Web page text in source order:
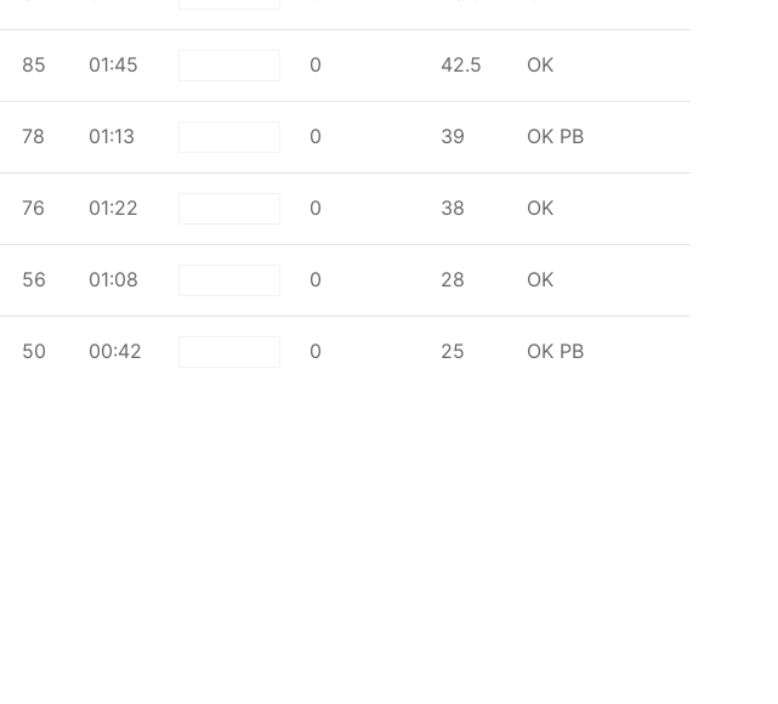
85 01:45 0 42.5 OK
78 01:13 0 39 OK PB
76 01:22 0 38 OK
56 01:08 0 28 OK
50 00:42 0 25 OK PB